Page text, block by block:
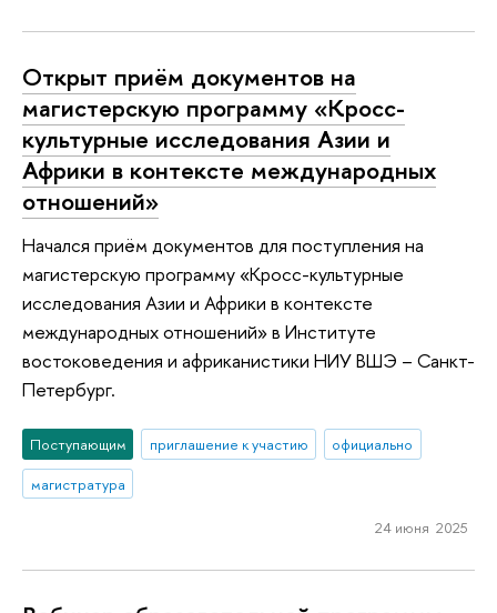
Открыт приём документов на
магистерскую программу «Кросс-
культурные исследования Азии и
Африки в контексте международных
отношений»
Начался приём документов для поступления на
магистерскую программу «Кросс-культурные
исследования Азии и Африки в контексте
международных отношений» в Институте
востоковедения и африканистики НИУ ВШЭ – Санкт-
Петербург.
Поступающим приглашение к участию
официально
магистратура
24 июня 2025